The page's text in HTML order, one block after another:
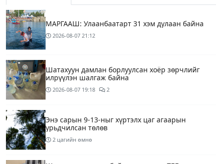
МАРГААШ: Улаанбаатарт 31 хэм дулаан байна
2026-08-07 21:12
Шатахуун дамлан борлуулсан хоёр зөрчлийг
илрүүлэн шалгаж байна
2026-08-07 19:18 2
Энэ сарын 9-13-ныг хүртэлх цаг агаарын
урьдчилсан төлөв
2 цагийн өмнө